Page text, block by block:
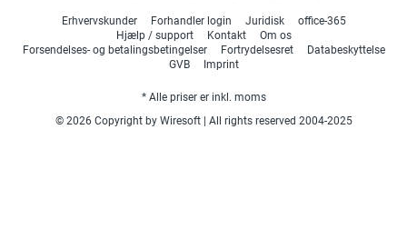
Erhvervskunder Forhandler login Juridisk
office-365
Hjælp / support
Kontakt
Om os
Forsendelses- og betalingsbetingelser
Fortrydelsesret
Databeskyttelse
GVB
Imprint
* Alle priser er inkl. moms
© 2026 Copyright by Wiresoft | All rights reserved 2004-2025